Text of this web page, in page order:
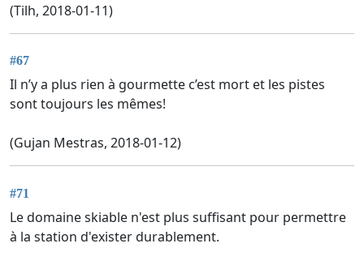
(Tilh, 2018-01-11)
#67
Il n’y a plus rien à gourmette c’est mort et les pistes
sont toujours les mêmes!
(Gujan Mestras, 2018-01-12)
#71
Le domaine skiable n'est plus suffisant pour permettre
à la station d'exister durablement.